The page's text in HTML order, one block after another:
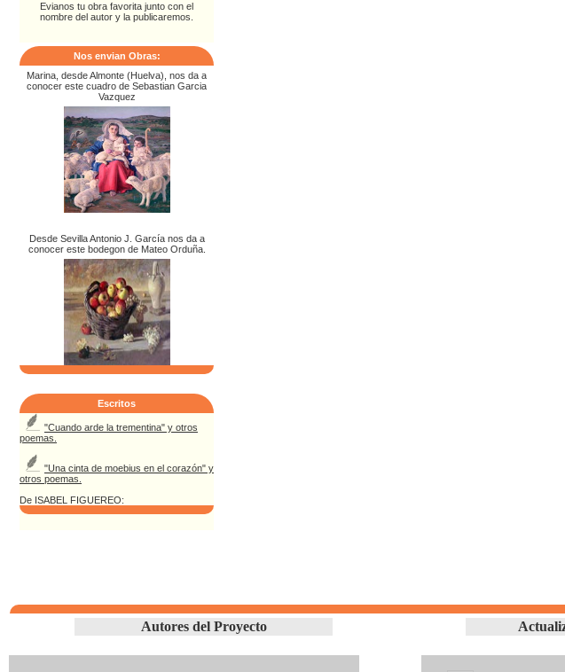
Evianos tu obra favorita junto con el
nombre del autor y la publicaremos.
Nos envian Obras:
Marina, desde Almonte (Huelva), nos da a
conocer este cuadro de Sebastian Garcia
Vazquez
Desde Sevilla Antonio J. García nos da a
conocer este bodegon de Mateo Orduña.
Escritos
"Cuando arde la trementina" y otros
poemas.
"Una cinta de moebius en el corazón" y
otros poemas.
De ISABEL FIGUEREO:
Autores del Proyecto